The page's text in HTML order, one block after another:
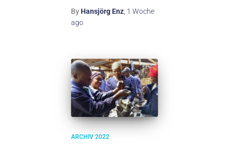
By Hansjörg Enz, 1 Woche
ago
ARCHIV 2022